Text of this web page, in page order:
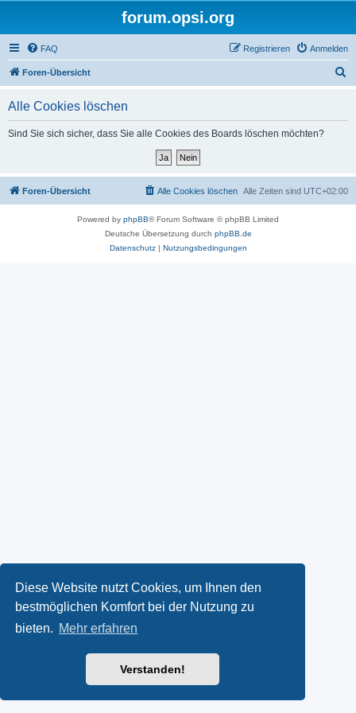
Diese Website nutzt Cookies, um Ihnen den
bestmöglichen Komfort bei der Nutzung zu
bieten. Mehr erfahren
Verstanden!
forum.opsi.org
FAQ Anmelden
Registrieren
Foren-Übersicht
Alle Cookies löschen
Sind Sie sich sicher, dass Sie alle Cookies des Boards löschen möchten?
Foren-Übersicht Alle Zeiten sind UTC+02:00
Alle Cookies löschen
Powered by phpBB® Forum Software © phpBB Limited
Deutsche Übersetzung durch phpBB.de
Datenschutz| Nutzungsbedingungen